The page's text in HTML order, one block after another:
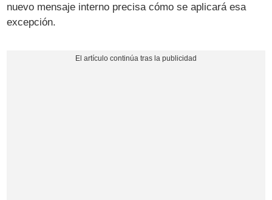
nuevo mensaje interno precisa cómo se aplicará esa
excepción.